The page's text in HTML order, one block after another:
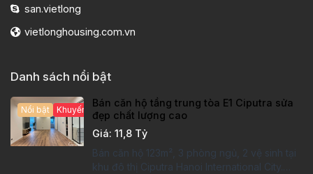
san.vietlong
vietlonghousing.com.vn
Danh sách nổi bật
Nổi bật Khuyến mại hấp dẫn
Bán căn hộ tầng trung tòa E1 Ciputra sửa
đẹp chất lượng cao
Giá: 11,8 Tỷ
Bán căn hộ 123m², 3 phòng ngủ, 2 vệ sinh tại
khu đô thị Ciputra Hanoi International City.